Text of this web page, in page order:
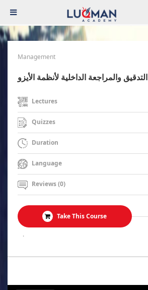
Management
التدقيق والمراجعة الداخلية لأنظمة الأيزو
Lectures
Quizzes
Duration
Language
Reviews (0)
Take This Course
.